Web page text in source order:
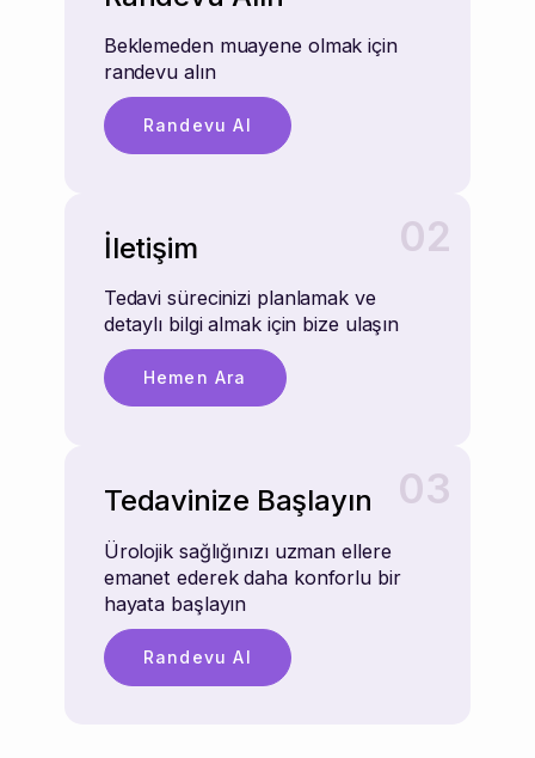
Beklemeden muayene olmak için
randevu alın
Randevu Al
02
İletişim
Tedavi sürecinizi planlamak ve
detaylı bilgi almak için bize ulaşın
Hemen Ara
03
Tedavinize Başlayın
Ürolojik sağlığınızı uzman ellere
emanet ederek daha konforlu bir
hayata başlayın
Randevu Al